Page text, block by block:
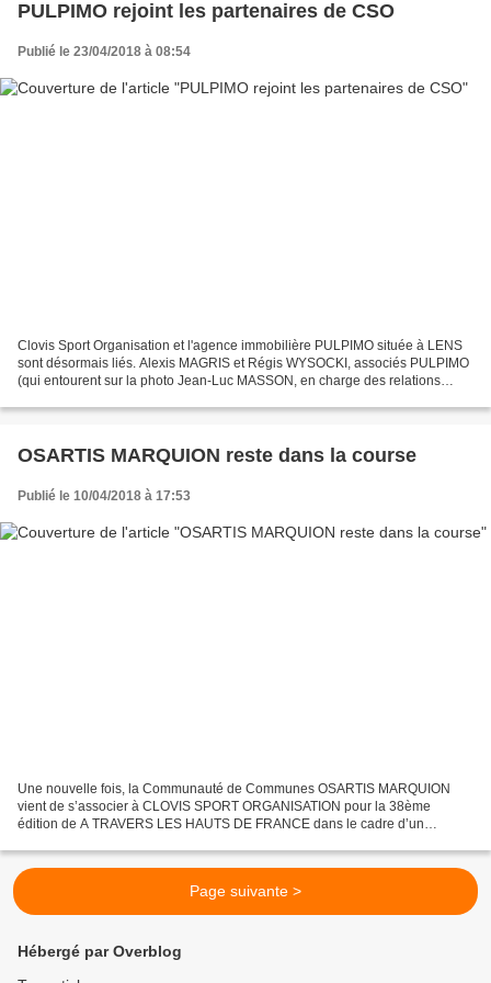
PULPIMO rejoint les partenaires de CSO
Publié le 23/04/2018 à 08:54
Clovis Sport Organisation et l'agence immobilière PULPIMO située à LENS
sont désormais liés. Alexis MAGRIS et Régis WYSOCKI, associés PULPIMO
(qui entourent sur la photo Jean-Luc MASSON, en charge des relations
OSARTIS MARQUION reste dans la course
Publié le 10/04/2018 à 17:53
Une nouvelle fois, la Communauté de Communes OSARTIS MARQUION
vient de s’associer à CLOVIS SPORT ORGANISATION pour la 38ème
édition de A TRAVERS LES HAUTS DE FRANCE dans le cadre d’un
Page suivante >
Hébergé par Overblog